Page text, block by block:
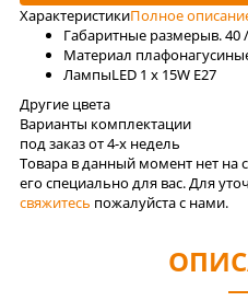
ХарактеристикиПолное
Габаритные размерыв. 40
Материал плафона
ЛaмпыLED 1 x 15W E27
Другие цвета
Варианты комплектации
под заказ от 4-x недель
Товара в данный момент нет на
его специально для вас. Для
свяжитесь пожалуйста с нами.